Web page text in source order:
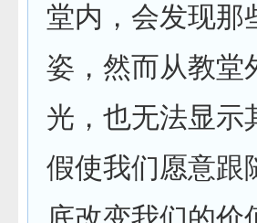
堂内，会发现那
姿，然而从教堂
光，也无法显示
假使我们愿意跟